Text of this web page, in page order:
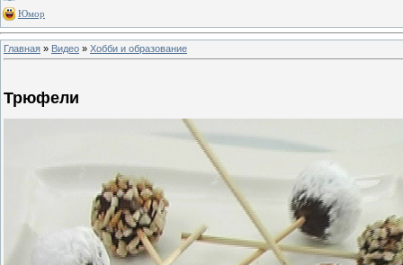
Юмор
Главная » Видео » Хобби и образование
Трюфели